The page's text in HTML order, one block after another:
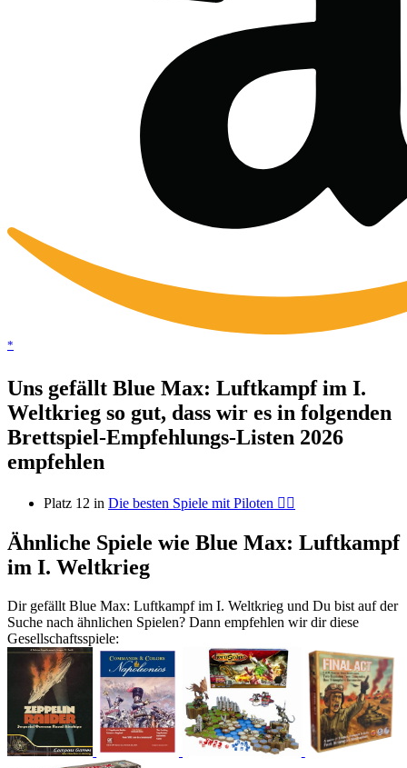
*
Uns gefällt Blue Max: Luftkampf im I.
Weltkrieg so gut, dass wir es in folgenden
Brettspiel-Empfehlungs-Listen 2026
empfehlen
Platz 12 in Die besten Spiele mit Piloten 🧑‍✈️
Ähnliche Spiele wie Blue Max: Luftkampf
im I. Weltkrieg
Dir gefällt Blue Max: Luftkampf im I. Weltkrieg und Du bist auf der
Suche nach ähnlichen Spielen? Dann empfehlen wir dir diese
Gesellschaftsspiele: